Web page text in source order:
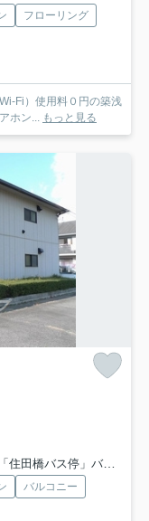
フローリング
Fi）使用料０円の築浅
ホン...
もっと見る
バス停」バス停下車 徒歩3分
バルコニー